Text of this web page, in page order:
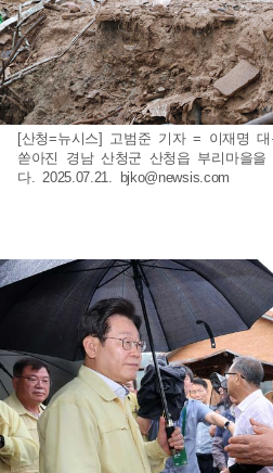
[산청=뉴시스] 고범준 기자 = 이재명
쏟아진 경남 산청군 산청읍 부리마을
다. 2025.07.21.
bjko@newsis.com